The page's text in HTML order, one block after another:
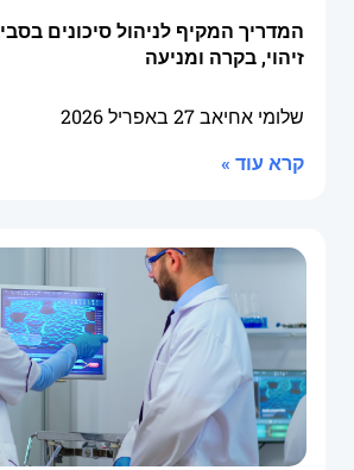
המדריך המקיף לניהול סיכונים
זיהוי, בקרה ומניעה
שלומי אחיאב27 באפריל 2026
קרא עוד »